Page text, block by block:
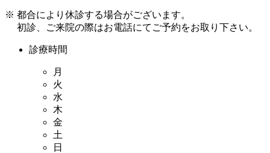
※ 都合により休診する場合がございます。
初診、ご来院の際はお電話にてご予約をお取り下さい。
診療時間
月
火
水
木
金
土
日